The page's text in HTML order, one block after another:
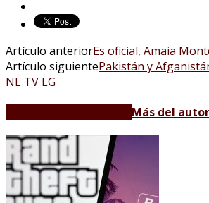
Artículo anteriorEs oficial, Amaia
Artículo siguientePakistán y
NL TV LG
Más del autor